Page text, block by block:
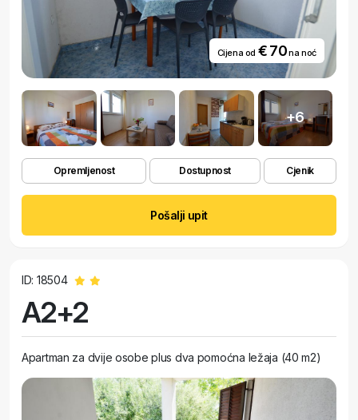
Cijena od € 70na noć
+6
Opremljenost Dostupnost Cjenik
Pošalji upit
ID: 18504
A2+2
Apartman za dvije osobe plus dva pomoćna ležaja (40 m2)